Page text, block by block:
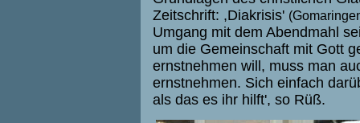
Zeitschrift: ,Diakrisis'
Umgang mit dem Abendmahl
um die Gemeinschaft mit Gott
ernstnehmen will, muss man
ernstnehmen. Sich einfach
als das es ihr hilft', so Rüß.